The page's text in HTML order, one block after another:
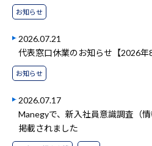
お知らせ
2026.07.21
代表窓口休業のお知らせ【2026年
お知らせ
2026.07.17
Manegyで、新入社員意識調査（
掲載されました